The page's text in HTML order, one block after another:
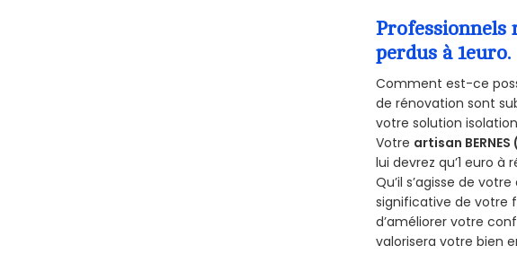
Professionnels
perdus à 1euro.
Comment est-ce
de rénovation sont
votre solution
Votre artisan
lui devrez qu’1 euro à
Qu’il s’agisse de
significative de votre
d’améliorer votre
valorisera votre bien